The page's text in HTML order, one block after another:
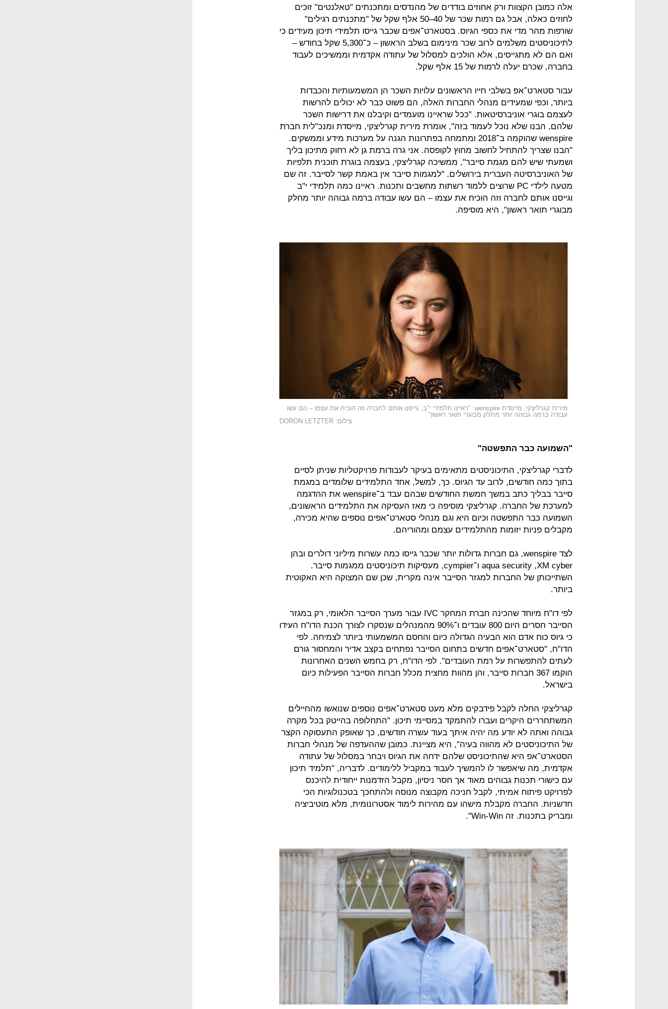
אלה כמובן הקצוות ורק אחוזים בודדים של מהנדסים ומתכנתים "טאלנטים" זוכים
לחוזים כאלה, אבל גם רמות שכר של 40–50 אלף שקל של "מתכנתים רגילים"
שורפות מהר מדי את כספי הגיוס. בסטארט־אפים שכבר גייסו תלמידי תיכון מעידים כי
לתיכוניסטים משלמים לרוב שכר מינימום בשלב הראשון – כ־5,300 שקל בחודש –
ואם הם לא מתגייסים, אלא הולכים למסלול של עתודה אקדמית וממשיכים לעבוד
בחברה, שכרם יעלה לרמות של 15 אלף שקל.
עבור סטארט־אפ בשלבי חייו הראשונים עלויות השכר הן המשמעותיות והכבדות
ביותר, וכפי שמעידים מנהלי החברות האלה, הם פשוט כבר לא יכולים להרשות
לעצמם בוגרי אוניברסיטאות. "ככל שראיינו מועמדים וקיבלנו את דרישות השכר
שלהם, הבנו שלא נוכל לעמוד בזה", אומרת מירית קגרליצקי, מייסדת ומנכ"לית חברת
wenspire שהוקמה ב־2018 ומתמחה בפתרונות הגנה על מערכות מידע וממשקים.
"הבנו שצריך להתחיל לחשוב מחוץ לקופסה. אני גרה ברמת גן לא רחוק מתיכון בליך
ושמעתי שיש להם מגמת סייבר", ממשיכה קגרליצקי, בעצמה בוגרת תוכנית תלפיות
של האוניברסיטה העברית בירושלים. "למגמות סייבר אין באמת קשר לסייבר. זה שם
מטעה לילדי PC שרוצים ללמוד רשתות מחשבים ותכנות. ראיינו כמה תלמידי י"ב
וגייסנו אותם לחברה וזה הוכיח את עצמו – הם עשו עבודה ברמה גבוהה יותר מחלק
מבוגרי תואר ראשון", היא מוסיפה.
מירית קגרליצקי, מייסדת wenspire: "ראיינו תלמידי י"ב, גייסנו אותם לחברה וזה הוכיח את עצמו – הם עשו
עבודה ברמה גבוהה יותר מחלק מבוגרי תואר ראשון"
צילום: DORON LETZTER
"השמועה כבר התפשטה"
לדברי קגרליצקי, התיכוניסטים מתאימים בעיקר לעבודות פרויקטליות שניתן לסיים
בתוך כמה חודשים, לרוב עד הגיוס. כך, למשל, אחד התלמידים שלומדים במגמת
סייבר בבליך כתב במשך חמשת החודשים שבהם עבד ב־wenspire את ההדגמה
למערכת של החברה. קגרליצקי מוסיפה כי מאז העסיקה את התלמידים הראשונים,
השמועה כבר התפשטה וכיום היא וגם מנהלי סטארט־אפים נוספים שהיא מכירה,
מקבלים פניות יזומות מהתלמידים עצמם ומהוריהם.
לצד wenspire, גם חברות גדולות יותר שכבר גייסו כמה עשרות מיליוני דולרים ובהן
aqua security ,XM cyber ו־cympier, מעסיקות תיכוניסטים ממגמות סייבר.
השתייכותן של החברות למגזר הסייבר אינה מקרית, שכן שם המצוקה היא האקוטית
ביותר.
לפי דו"ח מיוחד שהכינה חברת המחקר IVC עבור מערך הסייבר הלאומי, רק במגזר
הסייבר חסרים היום 800 עובדים ו־90% מהמנהלים שנסקרו לצורך הכנת הדו"ח העידו
כי גיוס כוח אדם הוא הבעיה הגדולה כיום והחסם המשמעותי ביותר לצמיחה. לפי
הדו"ח, "סטארט־אפים חדשים בתחום הסייבר נפתחים בקצב אדיר והמחסור גורם
לעתים להתפשרות על רמת העובדים". לפי הדו"ח, רק בחמש השנים האחרונות
הוקמו 367 חברות סייבר, והן מהוות מחצית מכלל חברות הסייבר הפעילות כיום
בישראל.
קגרליצקי החלה לקבל פידבקים מלא מעט סטארט־אפים נוספים שנואשו מהחיילים
המשתחררים היקרים ועברו להתמקד במסיימי תיכון. "התחלופה בהייטק בכל מקרה
גבוהה ואתה לא יודע מה יהיה איתך בעוד עשרה חודשים, כך שאופק התעסוקה הקצר
של התיכוניסטים לא מהווה בעיה", היא מציינת. כמובן שההעדפה של מנהלי חברות
הסטארט־אפ היא שהתיכוניסט שלהם ידחה את הגיוס ויבחר במסלול של עתודה
אקדמית, מה שיאפשר לו להמשיך לעבוד במקביל ללימודים. לדבריה, "תלמיד תיכון
עם כישורי תכנות גבוהים מאוד אך חסר ניסיון, מקבל הזדמנות ייחודית להיכנס
לפרויקט פיתוח אמיתי, לקבל חניכה מקבוצה מנוסה ולהתחכך בטכנולוגיות הכי
חדשניות. החברה מקבלת מישהו עם מהירות לימוד אסטרונומית, מלא מוטיביציה
ומבריק בתכנות. זה Win-Win".